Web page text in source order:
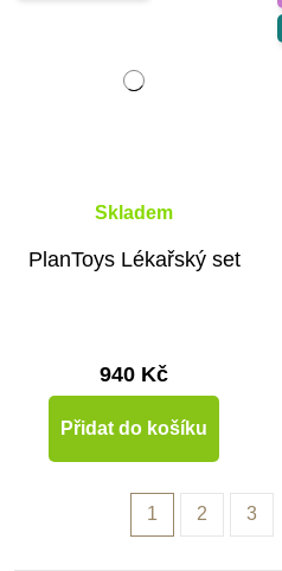
Skladem
PlanToys Lékařský set
940 Kč
Přidat do košíku
1 2 3